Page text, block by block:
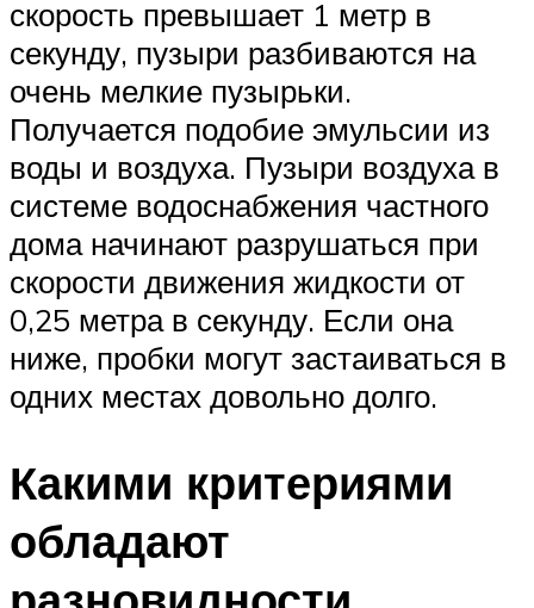
скорость превышает 1 метр в
секунду, пузыри разбиваются на
очень мелкие пузырьки.
Получается подобие эмульсии из
воды и воздуха. Пузыри воздуха в
системе водоснабжения частного
дома начинают разрушаться при
скорости движения жидкости от
0,25 метра в секунду. Если она
ниже, пробки могут застаиваться в
одних местах довольно долго.
Какими критериями
обладают